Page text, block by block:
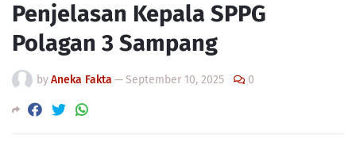
Penjelasan Kepala SPPG
Polagan 3 Sampang
byAneka Fakta —September 10, 2025 0